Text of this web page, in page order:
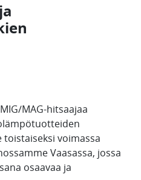
MAG-hitsaajaa
voimassa
Vaasassa, jossa
osaavaa ja